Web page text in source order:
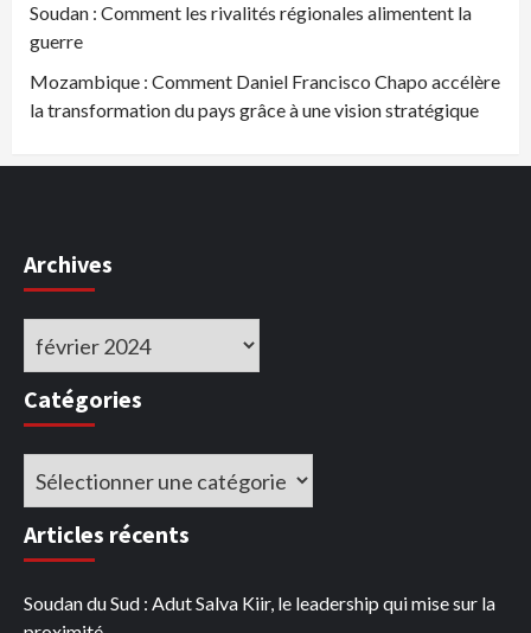
Soudan : Comment les rivalités régionales alimentent la
guerre
Mozambique : Comment Daniel Francisco Chapo accélère
la transformation du pays grâce à une vision stratégique
Archives
Archives
Catégories
Catégories
Articles récents
Soudan du Sud : Adut Salva Kiir, le leadership qui mise sur la